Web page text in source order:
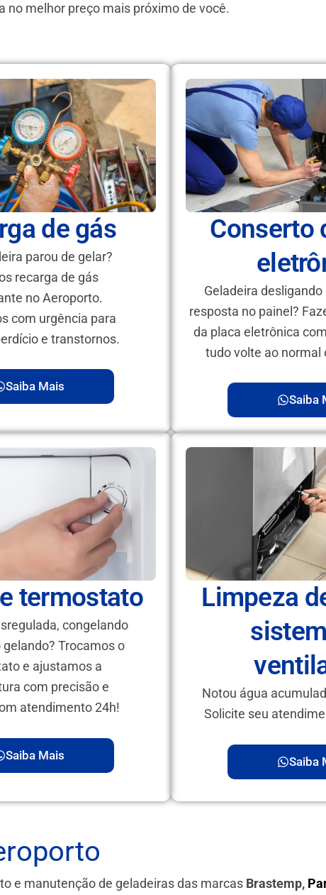
no melhor preço mais próximo de você.
de gás
parou de gelar?
recarga de gás
no Aeroporto.
com urgência para
e transtornos.
Saiba Mais
Conserto
Geladeira
resposta no painel?
da placa eletrônica
tudo volte ao normal
Saiba
termostato
congelando
Trocamos o
e ajustamos a
com precisão e
atendimento 24h!
Saiba Mais
Limpeza
Notou água
Solicite seu
Saiba
e manutenção de geladeiras das marcas Brastemp,